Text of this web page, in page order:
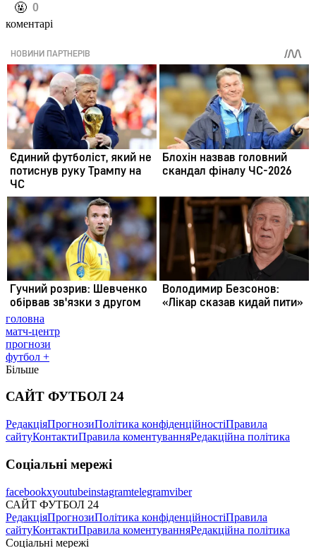
️🤬 0
коментарі
головна
матч-центр
прогнози
футбол +
Більше
САЙТ ФУТБОЛ 24
РедакціяПрогнозиПолітика конфіденційностіПравила
сайтуКонтактиПравила коментуванняРедакційна політика
Соціальні мережі
facebookxyoutubeinstagramtelegramviber
САЙТ ФУТБОЛ 24
РедакціяПрогнозиПолітика конфіденційностіПравила
сайтуКонтактиПравила коментуванняРедакційна політика
Соціальні мережі